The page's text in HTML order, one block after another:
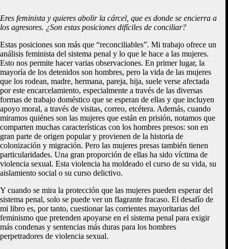
Eres feminista y quieres abolir la cárcel, que es donde se encierra a
los agresores. ¿Son estas posiciones difíciles de conciliar?
Estas posiciones son más que “reconciliables”. Mi trabajo ofrece un
análisis feminista del sistema penal y lo que le hace a las mujeres.
Esto nos permite hacer varias observaciones. En primer lugar, la
mayoría de los detenidos son hombres, pero la vida de las mujeres
que los rodean, madre, hermana, pareja, hija, suele verse afectada
por este encarcelamiento, especialmente a través de las diversas
formas de trabajo doméstico que se esperan de ellas y que incluyen
apoyo moral, a través de visitas, correo, etcétera. Además, cuando
miramos quiénes son las mujeres que están en prisión, notamos que
comparten muchas características con los hombres presos: son en
gran parte de origen popular y provienen de la historia de
colonización y migración. Pero las mujeres presas también tienen
particularidades. Una gran proporción de ellas ha sido víctima de
violencia sexual. Esta violencia ha moldeado el curso de su vida, su
aislamiento social o su curso delictivo.
Y cuando se mira la protección que las mujeres pueden esperar del
sistema penal, solo se puede ver un flagrante fracaso. El desafío de
mi libro es, por tanto, cuestionar las corrientes mayoritarias del
feminismo que pretenden apoyarse en el sistema penal para exigir
más condenas y sentencias más duras para los hombres
perpetradores de violencia sexual.